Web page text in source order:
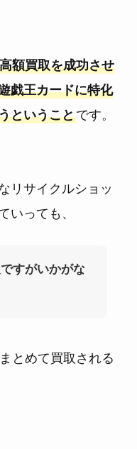
額買取を成功させ
戯王カードに特化
ということです。
リサイクルショッ
いっても、
すがいかがな
とめて買取される